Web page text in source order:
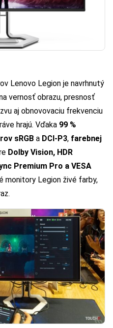
Lenovo Legion je navrhnutý
vernosť obrazu, presnosť
aj obnovovaciu frekvenciu
hrajú. Vďaka 99 %
sRGB a DCI-P3, farebnej
Dolby Vision, HDR
Premium Pro a VESA
monitory Legion živé farby,